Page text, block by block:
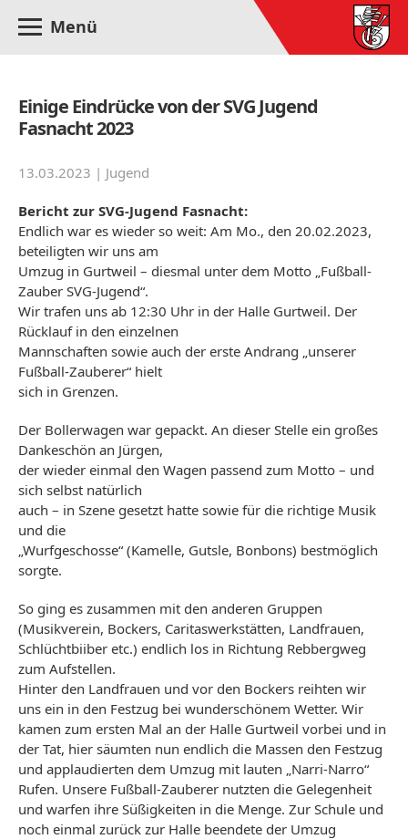
Menü
Einige Eindrücke von der SVG Jugend
Fasnacht 2023
13.03.2023 | Jugend
Bericht zur SVG-Jugend Fasnacht:
Endlich war es wieder so weit: Am Mo., den 20.02.2023,
beteiligten wir uns am
Umzug in Gurtweil – diesmal unter dem Motto „Fußball-
Zauber SVG-Jugend“.
Wir trafen uns ab 12:30 Uhr in der Halle Gurtweil. Der
Rücklauf in den einzelnen
Mannschaften sowie auch der erste Andrang „unserer
Fußball-Zauberer“ hielt
sich in Grenzen.
Der Bollerwagen war gepackt. An dieser Stelle ein großes
Dankeschön an Jürgen,
der wieder einmal den Wagen passend zum Motto – und
sich selbst natürlich
auch – in Szene gesetzt hatte sowie für die richtige Musik
und die
„Wurfgeschosse“ (Kamelle, Gutsle, Bonbons) bestmöglich
sorgte.
So ging es zusammen mit den anderen Gruppen
(Musikverein, Bockers, Caritaswerkstätten, Landfrauen,
Schlüchtbiiber etc.) endlich los in Richtung Rebbergweg
zum Aufstellen.
Hinter den Landfrauen und vor den Bockers reihten wir
uns ein in den Festzug bei wunderschönem Wetter. Wir
kamen zum ersten Mal an der Halle Gurtweil vorbei und in
der Tat, hier säumten nun endlich die Massen den Festzug
und applaudierten dem Umzug mit lauten „Narri-Narro“
Rufen. Unsere Fußball-Zauberer nutzten die Gelegenheit
und warfen ihre Süßigkeiten in die Menge. Zur Schule und
noch einmal zurück zur Halle beendete der Umzug